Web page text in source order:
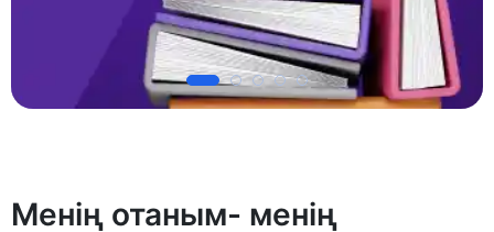
Менің отаным- менің